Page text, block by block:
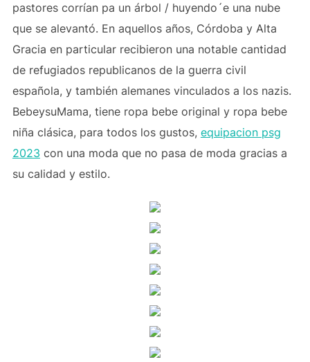
pastores corrían pa un árbol / huyendo´e una nube
que se alevantó. En aquellos años, Córdoba y Alta
Gracia en particular recibieron una notable cantidad
de refugiados republicanos de la guerra civil
española, y también alemanes vinculados a los nazis.
BebeysuMama, tiene ropa bebe original y ropa bebe
niña clásica, para todos los gustos, equipacion psg
2023 con una moda que no pasa de moda gracias a
su calidad y estilo.